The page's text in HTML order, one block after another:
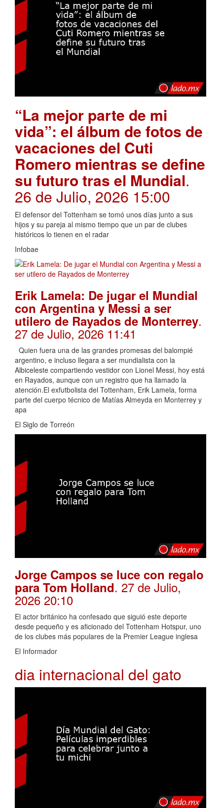
“La mejor parte de mi
vida”: el álbum de fotos de
vacaciones del Cuti
Romero mientras se define
su futuro tras el Mundial.
26 de Julio, 2026 15:00
El defensor del Tottenham se tomó unos días junto a sus
hijos y su pareja al mismo tiempo que un par de clubes
históricos lo tienen en el radar
Infobae
Erik Lamela: De jugar el Mundial
con Argentina y Messi a ser
utilero de Rayados de Monterrey.
27 de Julio, 2026 11:41
Quien fuera una de las grandes promesas del balompié
argentino, e incluso llegara a ser mundialista con la
Albiceleste compartiendo vestidor con Lionel Messi, hoy está
en Rayados, aunque con un registro que ha llamado la
atención.El exfutbolista del Tottenham, Erik Lamela, forma
parte del cuerpo técnico de Matías Almeyda en Monterrey y
apa
El Siglo de Torreón
Jorge Campos se luce con regalo
para Tom Holland. 27 de Julio,
2026 20:10
El actor británico ha confesado que siguió este deporte
desde pequeño y es aficionado del Tottenham Hotspur, uno
de los clubes más populares de la Premier League inglesa
El Informador
dia internacional del gato